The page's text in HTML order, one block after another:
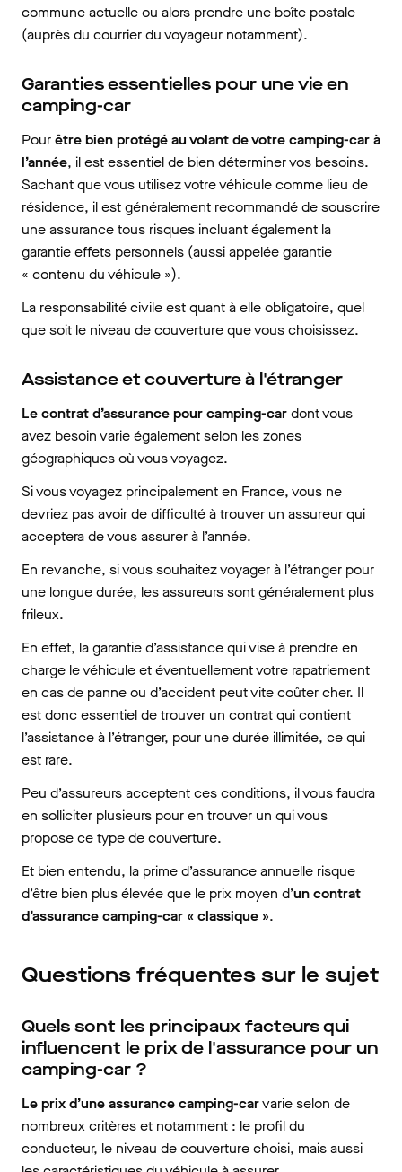
commune actuelle ou alors prendre une boîte postale
(auprès du courrier du voyageur notamment).
Garanties essentielles pour une vie en
camping-car
Pourêtre bien protégé au volant de votre camping-car à
l’année, il est essentiel de bien déterminer vos besoins.
Sachant que vous utilisez votre véhicule comme lieu de
résidence, il est généralement recommandé de souscrire
une assurance tous risques incluant également la
garantie effets personnels (aussi appelée garantie
« contenu du véhicule »).
La responsabilité civile est quant à elle obligatoire, quel
que soit le niveau de couverture que vous choisissez.
Assistance et couverture à l'étranger
Le contrat d’assurance pour camping-cardont vous
avez besoin varie également selon les zones
géographiques où vous voyagez.
Si vous voyagez principalement en France, vous ne
devriez pas avoir de difficulté à trouver un assureur qui
acceptera de vous assurer à l’année.
En revanche, si vous souhaitez voyager à l’étranger pour
une longue durée, les assureurs sont généralement plus
frileux.
En effet, la garantie d’assistance qui vise à prendre en
charge le véhicule et éventuellement votre rapatriement
en cas de panne ou d’accident peut vite coûter cher. Il
est donc essentiel de trouver un contrat qui contient
l’assistance à l’étranger, pour une durée illimitée, ce qui
est rare.
Peu d’assureurs acceptent ces conditions, il vous faudra
en solliciter plusieurs pour en trouver un qui vous
propose ce type de couverture.
Et bien entendu, la prime d’assurance annuelle risque
d’être bien plus élevée que le prix moyen d’un contrat
d’assurance camping-car « classique ».
Questions fréquentes sur le sujet
Quels sont les principaux facteurs qui
influencent le prix de l'assurance pour un
camping-car ?
Le prix d’une assurance camping-carvarie selon de
nombreux critères et notamment : le profil du
conducteur, le niveau de couverture choisi, mais aussi